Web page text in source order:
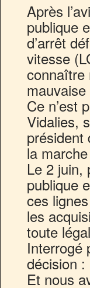
Après
publique
d’arrêt
vitesse
connaître
Ce n’est
Vidalies,
président
la
Le 2 juin,
publique
ces
les
toute
Interrogé
décision :
Et nous